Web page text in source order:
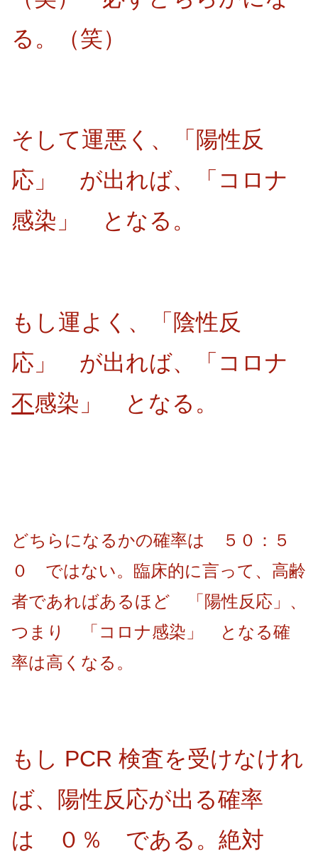
る。（笑）
そして運悪く、「陽性反
応」 が出れば、「コロナ
感染」 となる。
もし運よく、「陰性反
応」 が出れば、「コロナ
不感染」 となる。
どちらになるかの確率は ５０：５
０ ではない。臨床的に言って、高齢
者であればあるほど 「陽性反応」、
つまり 「コロナ感染」 となる確
率は高くなる。
もし PCR 検査を受けなけれ
ば、陽性反応が出る確率
は ０％ である。絶対